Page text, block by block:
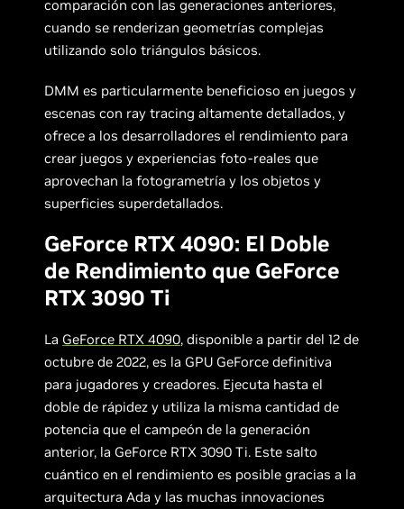
comparación con las generaciones anteriores,
cuando se renderizan geometrías complejas
utilizando solo triángulos básicos.
DMM es particularmente beneficioso en juegos y
escenas con ray tracing altamente detallados, y
ofrece a los desarrolladores el rendimiento para
crear juegos y experiencias foto-reales que
aprovechan la fotogrametría y los objetos y
superficies superdetallados.
GeForce RTX 4090: El Doble
de Rendimiento que GeForce
RTX 3090 Ti
La GeForce RTX 4090, disponible a partir del 12 de
octubre de 2022, es la GPU GeForce definitiva
para jugadores y creadores. Ejecuta hasta el
doble de rápidez y utiliza la misma cantidad de
potencia que el campeón de la generación
anterior, la GeForce RTX 3090 Ti. Este salto
cuántico en el rendimiento es posible gracias a la
arquitectura Ada y las muchas innovaciones